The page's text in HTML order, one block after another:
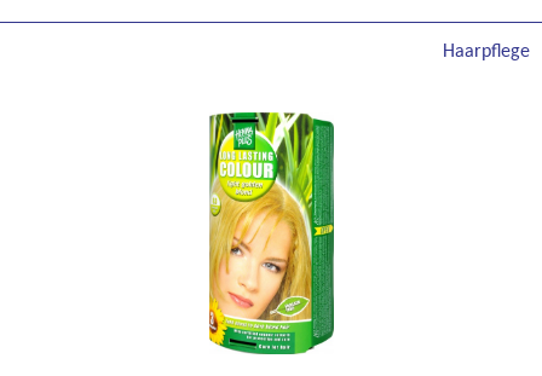
Haarpflege